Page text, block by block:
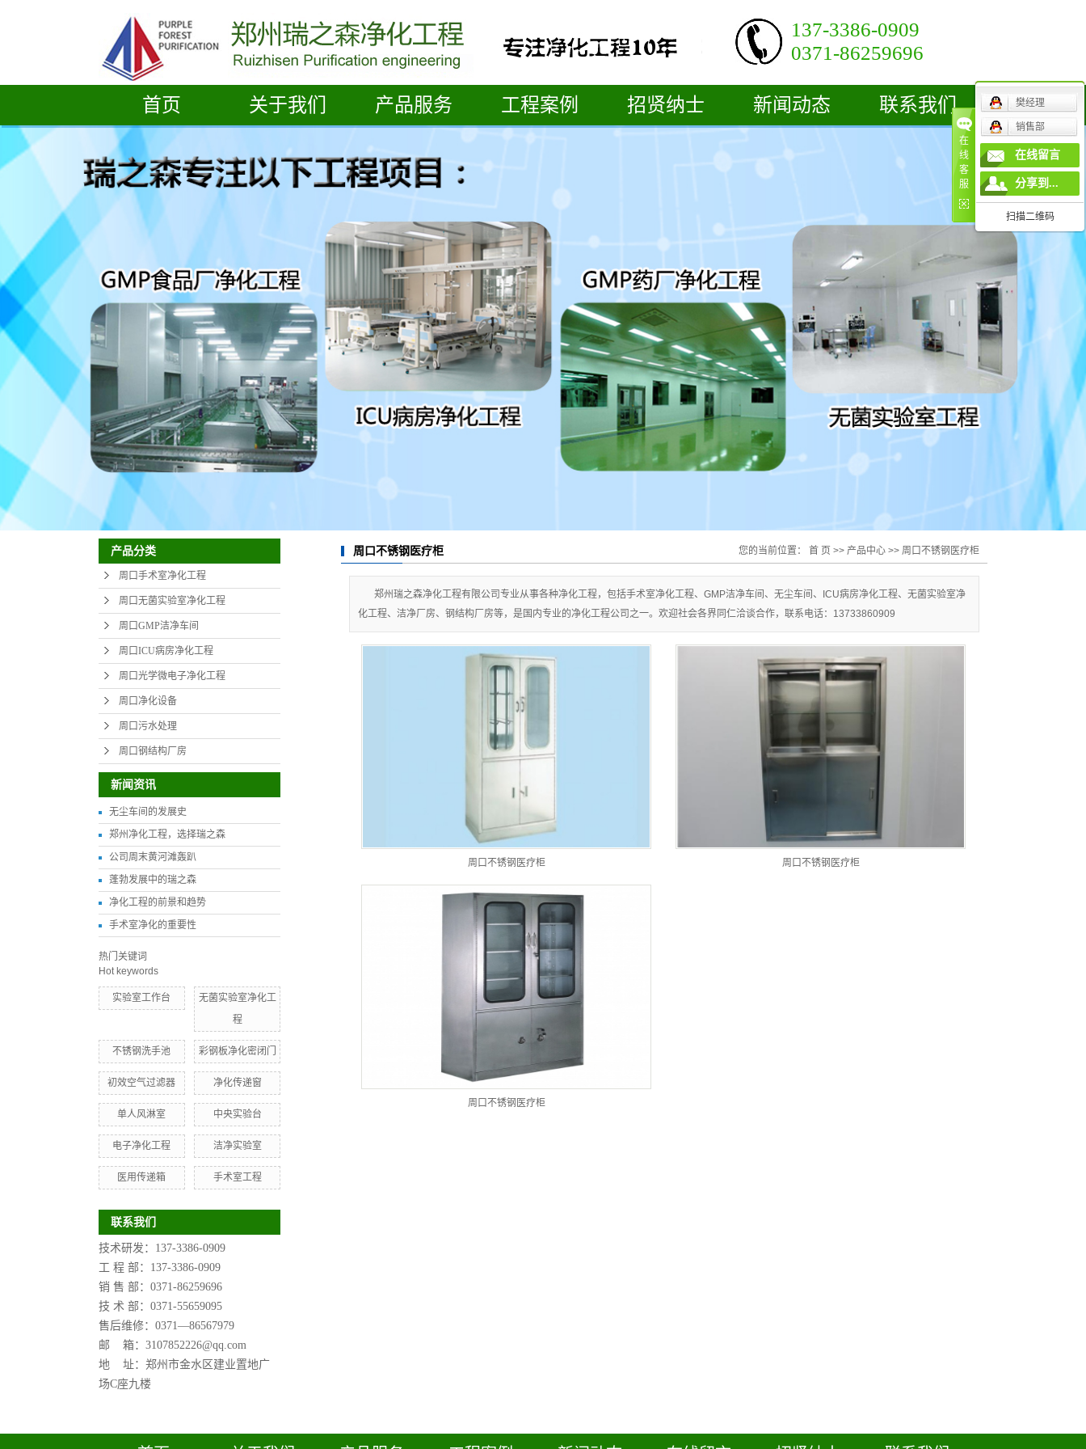
137-3386-0909
0371-86259696
首页 关于我们
营业执照
产品服务
周口手术室净化工程
周口无菌实验室净化
周口ICU病房净化工程
周口光学微电子净化
工程
周口净化设备
周口污水处理
周口钢结构厂房
工程案例
医院整体装修案例
供应中心案例
ICU病房案例
GMP食品车间案例
GMP药厂车间案例
无菌实验室案例
污水处理案例
电子车间行业
sc食品车间案例
SC药品车间案例
科技车间案例
招贤纳士 新闻动态 联系我们
产品分类
周口手术室净化工程
周口无菌实验室净化工程
周口GMP洁净车间
周口ICU病房净化工程
周口光学微电子净化工程
周口净化设备
周口污水处理
周口钢结构厂房
新闻资讯
无尘车间的发展史
郑州净化工程，选择瑞之森
公司周末黄河滩轰趴
蓬勃发展中的瑞之森
净化工程的前景和趋势
手术室净化的重要性
热门关键词
Hot keywords
实验室工作台
无菌实验室净化工
程
不锈钢洗手池 彩钢板净化密闭门
初效空气过滤器 净化传递窗
单人风淋室 中央实验台
电子净化工程 洁净实验室
医用传递箱 手术室工程
联系我们
技术研发：137-3386-0909
工 程 部：137-3386-0909
销 售 部：0371-86259696
技 术 部：0371-55659095
售后维修：0371—86567979
邮 箱：3107852226@qq.com
地 址：郑州市金水区建业置地广
场C座九楼
周口不锈钢医疗柜 您的当前位置： 首 页 >> 产品中心 >> 周口不锈钢医疗柜
郑州瑞之森净化工程有限公司专业从事各种净化工程，包括手术室净化工程、GMP洁净车间、无尘车间、ICU病房净化工程、无菌实验室净
化工程、洁净厂房、钢结构厂房等，是国内专业的净化工程公司之一。欢迎社会各界同仁洽谈合作，联系电话：13733860909
周口不锈钢医疗柜 周口不锈钢医疗柜
周口不锈钢医疗柜
在
线
客
服
樊经理
销售部
在线留言
分享到...
扫描二维码